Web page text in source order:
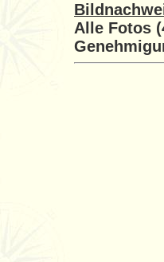
Alle Fotos